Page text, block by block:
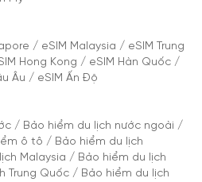
/ eSIM Malaysia / eSIM Trung
Hong Kong / eSIM Hàn Quốc /
Âu / eSIM Ấn Độ
/ Bảo hiểm du lịch nước ngoài /
ô tô / Bảo hiểm du lịch
Malaysia / Bảo hiểm du lịch
Trung Quốc / Bảo hiểm du lịch